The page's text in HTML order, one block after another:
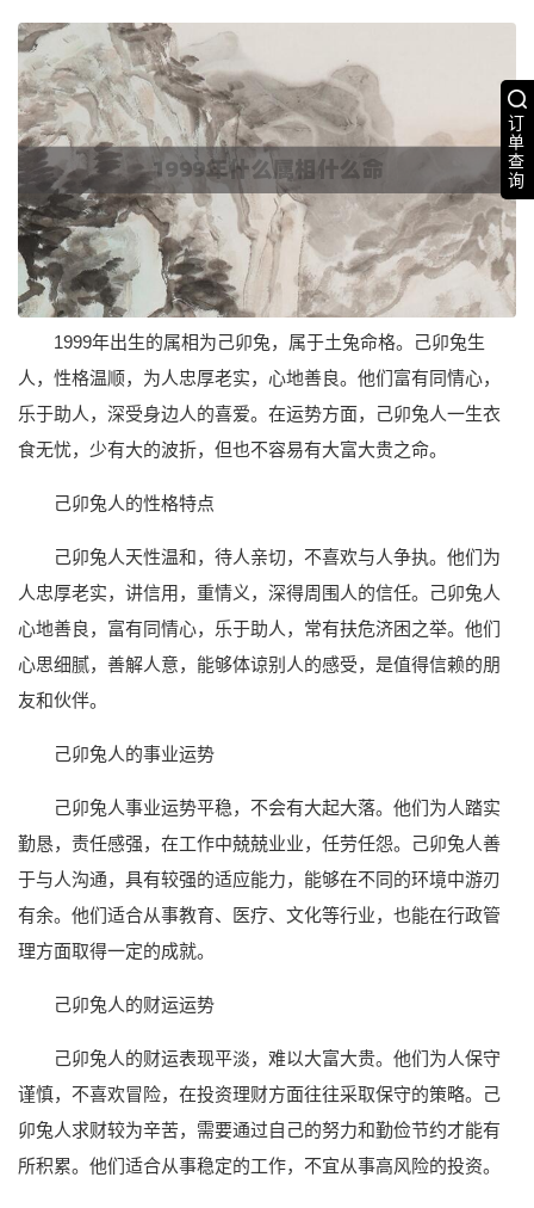
订
单
查
询
1999年出生的属相为己卯兔，属于土兔命格。己卯兔生
人，性格温顺，为人忠厚老实，心地善良。他们富有同情心，
乐于助人，深受身边人的喜爱。在运势方面，己卯兔人一生衣
食无忧，少有大的波折，但也不容易有大富大贵之命。
己卯兔人的性格特点
己卯兔人天性温和，待人亲切，不喜欢与人争执。他们为
人忠厚老实，讲信用，重情义，深得周围人的信任。己卯兔人
心地善良，富有同情心，乐于助人，常有扶危济困之举。他们
心思细腻，善解人意，能够体谅别人的感受，是值得信赖的朋
友和伙伴。
己卯兔人的事业运势
己卯兔人事业运势平稳，不会有大起大落。他们为人踏实
勤恳，责任感强，在工作中兢兢业业，任劳任怨。己卯兔人善
于与人沟通，具有较强的适应能力，能够在不同的环境中游刃
有余。他们适合从事教育、医疗、文化等行业，也能在行政管
理方面取得一定的成就。
己卯兔人的财运运势
己卯兔人的财运表现平淡，难以大富大贵。他们为人保守
谨慎，不喜欢冒险，在投资理财方面往往采取保守的策略。己
卯兔人求财较为辛苦，需要通过自己的努力和勤俭节约才能有
所积累。他们适合从事稳定的工作，不宜从事高风险的投资。